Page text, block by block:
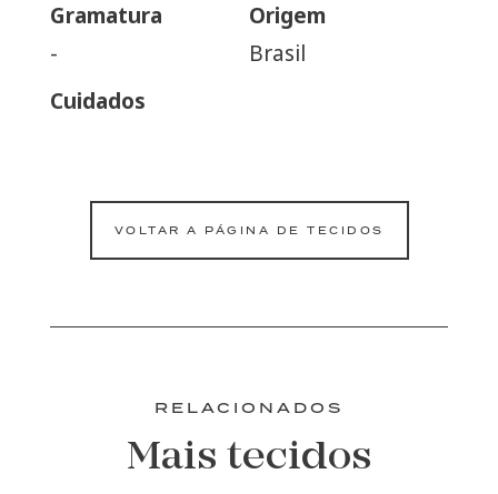
Gramatura
-
Origem
Brasil
Cuidados
VOLTAR A PÁGINA DE TECIDOS
RELACIONADOS
Mais tecidos